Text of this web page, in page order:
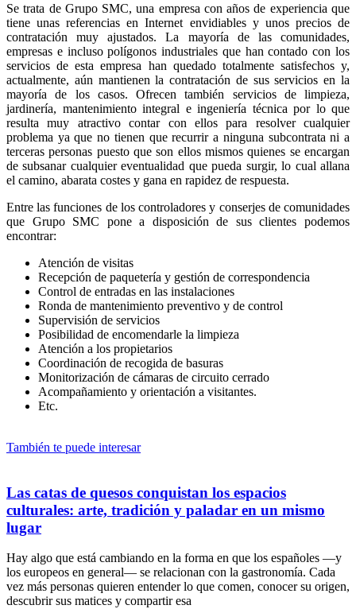
Se trata de Grupo SMC, una empresa con años de experiencia que
tiene unas referencias en Internet envidiables y unos precios de
contratación muy ajustados. La mayoría de las comunidades,
empresas e incluso polígonos industriales que han contado con los
servicios de esta empresa han quedado totalmente satisfechos y,
actualmente, aún mantienen la contratación de sus servicios en la
mayoría de los casos. Ofrecen también servicios de limpieza,
jardinería, mantenimiento integral e ingeniería técnica por lo que
resulta muy atractivo contar con ellos para resolver cualquier
problema ya que no tienen que recurrir a ninguna subcontrata ni a
terceras personas puesto que son ellos mismos quienes se encargan
de subsanar cualquier eventualidad que pueda surgir, lo cual allana
el camino, abarata costes y gana en rapidez de respuesta.
Entre las funciones de los controladores y conserjes de comunidades
que Grupo SMC pone a disposición de sus clientes podemos
encontrar:
Atención de visitas
Recepción de paquetería y gestión de correspondencia
Control de entradas en las instalaciones
Ronda de mantenimiento preventivo y de control
Supervisión de servicios
Posibilidad de encomendarle la limpieza
Atención a los propietarios
Coordinación de recogida de basuras
Monitorización de cámaras de circuito cerrado
Acompañamiento y orientación a visitantes.
Etc.
También te puede interesar
Las catas de quesos conquistan los espacios
culturales: arte, tradición y paladar en un mismo
lugar
Hay algo que está cambiando en la forma en que los españoles —y
los europeos en general— se relacionan con la gastronomía. Cada
vez más personas quieren entender lo que comen, conocer su origen,
descubrir sus matices y compartir esa